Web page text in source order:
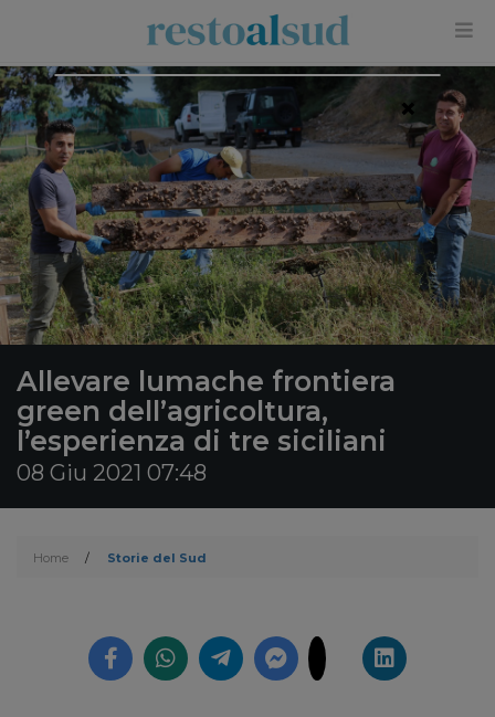
Allevare lumache frontiera
green dell’agricoltura,
l’esperienza di tre siciliani
08 Giu 2021 07:48
Home / Storie del Sud
×